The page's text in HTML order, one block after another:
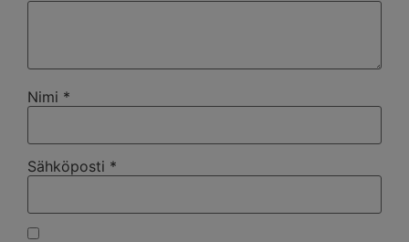
Nimi *
Sähköposti *